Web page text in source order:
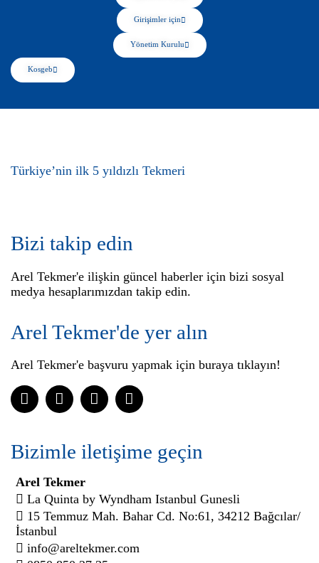
Girişimler için
Yönetim Kurulu
Kosgeb
Türkiye’nin ilk 5 yıldızlı Tekmeri
Bizi takip edin
Arel Tekmer'e ilişkin güncel haberler için bizi sosyal
medya hesaplarımızdan takip edin.
Arel Tekmer'de yer alın
Arel Tekmer'e başvuru yapmak için buraya tıklayın!
Bizimle iletişime geçin
Arel Tekmer
La Quinta by Wyndham Istanbul Gunesli
15 Temmuz Mah. Bahar Cd. No:61, 34212 Bağcılar/
İstanbul
info@areltekmer.com